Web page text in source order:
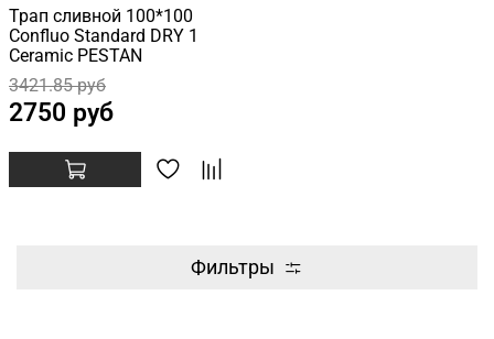
Трап сливной 100*100
Confluo Standard DRY 1
Ceramic PESTAN
3421.85 руб
2750 руб
Фильтры